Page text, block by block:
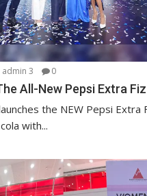
admin 3 0
All-New Pepsi Extra
the NEW Pepsi Extra
with...